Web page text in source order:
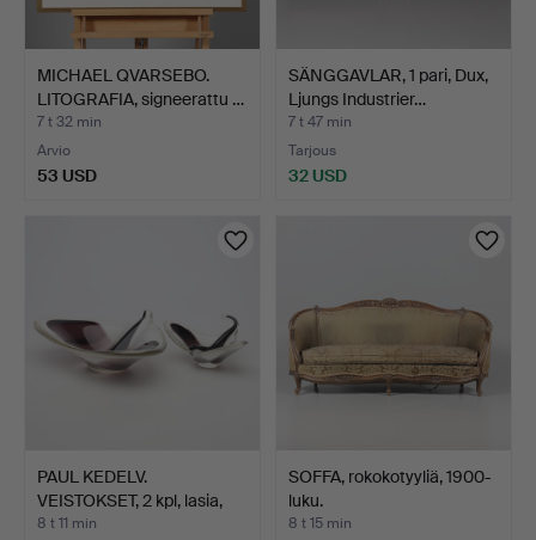
MICHAEL QVARSEBO.
LITOGRAFIA, signeerattu …
7 t 32 min
Arvio
53 USD
SÄNGGAVLAR, 1 pari, Dux,
Ljungs Industrier…
7 t 47 min
Tarjous
32 USD
PAUL KEDELV.
VEISTOKSET, 2 kpl, lasia,
Fly…
8 t 11 min
SOFFA, rokokotyyliä, 1900-
luku.
8 t 15 min